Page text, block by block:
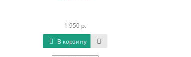
1 950 р.
В корзину